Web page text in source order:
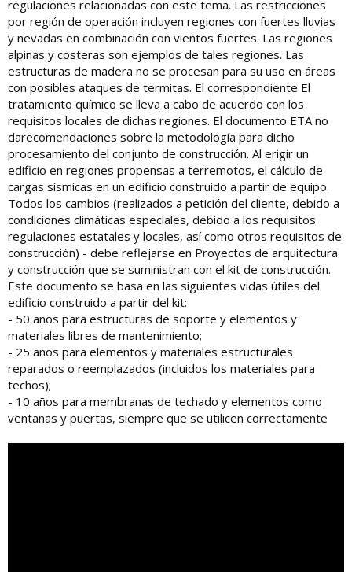
regulaciones relacionadas con este tema. Las restricciones
por región de operación incluyen regiones con fuertes lluvias
y nevadas en combinación con vientos fuertes. Las regiones
alpinas y costeras son ejemplos de tales regiones. Las
estructuras de madera no se procesan para su uso en áreas
con posibles ataques de termitas. El correspondiente El
tratamiento químico se lleva a cabo de acuerdo con los
requisitos locales de dichas regiones. El documento ETA no
darecomendaciones sobre la metodología para dicho
procesamiento del conjunto de construcción. Al erigir un
edificio en regiones propensas a terremotos, el cálculo de
cargas sísmicas en un edificio construido a partir de equipo.
Todos los cambios (realizados a petición del cliente, debido a
condiciones climáticas especiales, debido a los requisitos
regulaciones estatales y locales, así como otros requisitos de
construcción) - debe reflejarse en Proyectos de arquitectura
y construcción que se suministran con el kit de construcción.
Este documento se basa en las siguientes vidas útiles del
edificio construido a partir del kit:
- 50 años para estructuras de soporte y elementos y
materiales libres de mantenimiento;
- 25 años para elementos y materiales estructurales
reparados o reemplazados (incluidos los materiales para
techos);
- 10 años para membranas de techado y elementos como
ventanas y puertas, siempre que se utilicen correctamente